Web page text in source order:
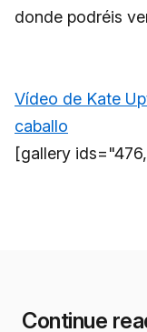
donde podréis
Vídeo de Kate
caballo
[gallery
Continue